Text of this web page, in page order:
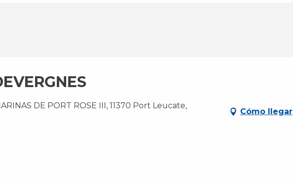
DE PORT ROSE III, 11370 Port Leucate,
Cómo llegar